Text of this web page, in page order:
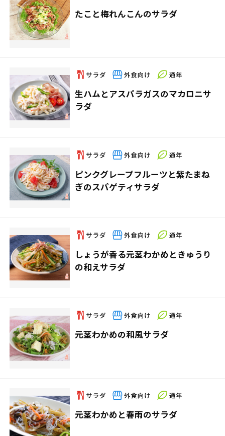
たこと梅れんこんのサラダ
生ハムとアスパラガスのマカロニサ
ラダ
ピンクグレープフルーツと紫たまね
ぎのスパゲティサラダ
しょうが香る元茎わかめときゅうり
の和えサラダ
元茎わかめの和風サラダ
元茎わかめと春雨のサラダ